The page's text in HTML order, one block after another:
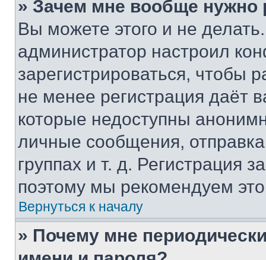
» Зачем мне вообще нужно
Вы можете этого и не
администратор настроил
зарегистрироваться, чтобы
не менее регистрация даёт
которые недоступны
личные сообщения,
группах и т. д. Регистрация
поэтому мы рекомендуем
Вернуться к началу
» Почему мне